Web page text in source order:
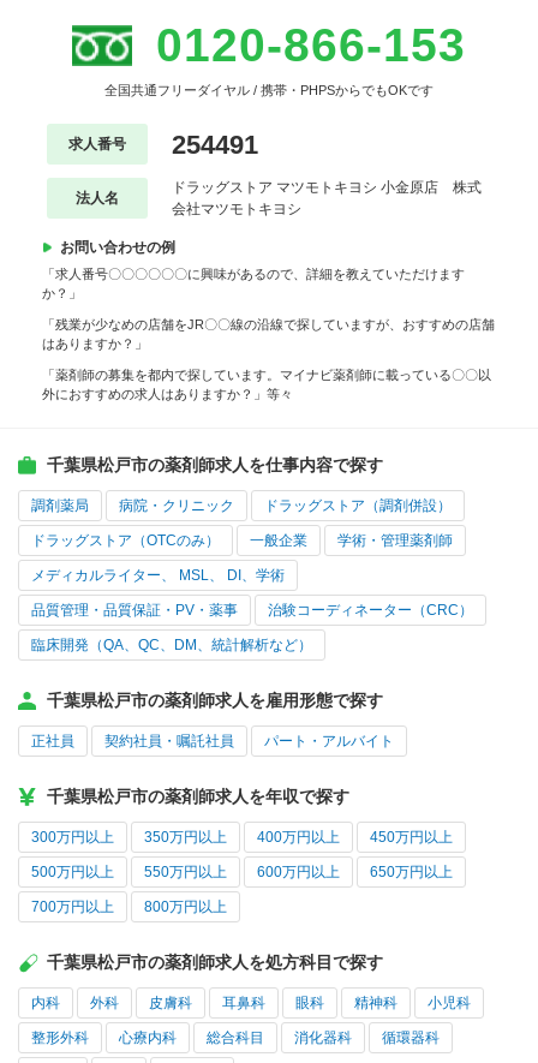
0120-866-153
全国共通フリーダイヤル / 携帯・PHPSからでもOKです
求人番号 254491
法人名
ドラッグストア マツモトキヨシ 小金原店 株式
会社マツモトキヨシ
お問い合わせの例
「求人番号〇〇〇〇〇〇に興味があるので、詳細を教えていただけます
か？」
「残業が少なめの店舗をJR〇〇線の沿線で探していますが、おすすめの店舗
はありますか？」
「薬剤師の募集を都内で探しています。マイナビ薬剤師に載っている〇〇以
外におすすめの求人はありますか？」等々
千葉県松戸市の薬剤師求人を仕事内容で探す
調剤薬局 病院・クリニック ドラッグストア（調剤併設）
ドラッグストア（OTCのみ） 一般企業 学術・管理薬剤師
メディカルライター、 MSL、 DI、学術
品質管理・品質保証・PV・薬事 治験コーディネーター（CRC）
臨床開発（QA、QC、DM、統計解析など）
千葉県松戸市の薬剤師求人を雇用形態で探す
正社員 契約社員・嘱託社員 パート・アルバイト
千葉県松戸市の薬剤師求人を年収で探す
300万円以上 350万円以上 400万円以上 450万円以上
500万円以上 550万円以上 600万円以上 650万円以上
700万円以上 800万円以上
千葉県松戸市の薬剤師求人を処方科目で探す
内科 外科 皮膚科 耳鼻科 眼科 精神科 小児科
整形外科 心療内科 総合科目 消化器科 循環器科